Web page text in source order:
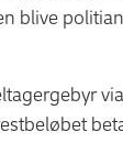
blive
via